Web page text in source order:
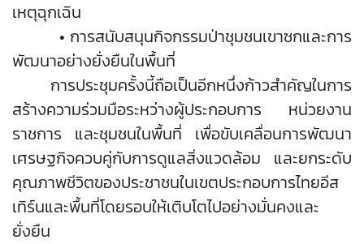
เหตุฉุกเฉิน
• การสนับสนุนกิจกรรมป่าชุมชนเขาซกและการ
พัฒนาอย่างยั่งยืนในพื้นที่
การประชุมครั้งนี้ถือเป็นอีกหนึ่งก้าวสำคัญในการ
สร้างความร่วมมือระหว่างผู้ประกอบการ หน่วยงาน
ราชการ และชุมชนในพื้นที่ เพื่อขับเคลื่อนการพัฒนา
เศรษฐกิจควบคู่กับการดูแลสิ่งแวดล้อม และยกระดับ
คุณภาพชีวิตของประชาชนในเขตประกอบการไทยอีส
เทิร์นและพื้นที่โดยรอบให้เติบโตไปอย่างมั่นคงและ
ยั่งยืน